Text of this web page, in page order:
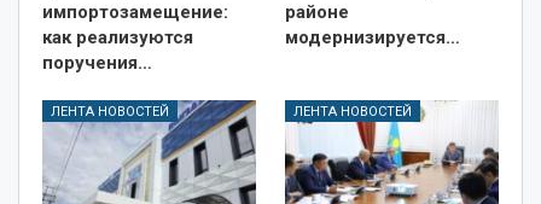
импортозамещение:
как реализуются
поручения…
районе
модернизируется…
ЛЕНТА НОВОСТЕЙ ЛЕНТА НОВОСТЕЙ